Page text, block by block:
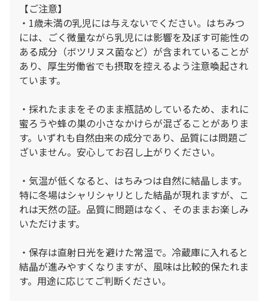
【ご注意】
・1歳未満の乳児には与えないでください。はちみつ
には、ごく微量ながら乳児には影響を及ぼす可能性の
ある成分（ボツリヌス菌など）が含まれていることが
あり、厚生労働省でも摂取を控えるよう注意喚起され
ています。
・採れたままをそのまま瓶詰めしているため、まれに
蜜ろうや蜂の巣の小さなかけらが混ざることがありま
す。いずれも自然由来の成分であり、品質には問題ご
ざいません。安心してお召し上がりください。
・気温が低くなると、はちみつは自然に結晶します。
特に冬場はシャリシャリとした結晶が現れますが、こ
れは天然の証。品質に問題はなく、そのままお楽しみ
いただけます。
・保存は直射日光を避けた常温で。冷蔵庫に入れると
結晶が進みやすくなりますが、風味は比較的保たれま
す。用途に応じてご判断ください。